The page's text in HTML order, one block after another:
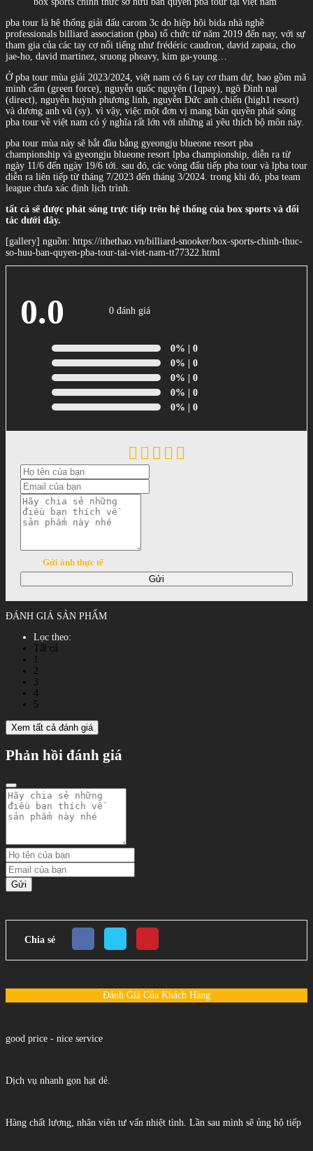
pba tour là hệ thống giải đấu carom 3c do hiệp hội bida nhà nghề
professionals billiard association (pba) tổ chức từ năm 2019 đến nay, với sự
tham gia của các tay cơ nổi tiếng như frédéric caudron, david zapata, cho
jae-ho, david martinez, sruong pheavy, kim ga-young…
Ở pba tour mùa giải 2023/2024, việt nam có 6 tay cơ tham dự, bao gồm mã
minh cẩm (green force), nguyễn quốc nguyện (1qpay), ngô Đình nại
(direct), nguyễn huỳnh phương linh, nguyễn Đức anh chiến (high1 resort)
và dương anh vũ (sy). vì vậy, việc một đơn vị mang bản quyền phát sóng
pba tour về việt nam có ý nghĩa rất lớn với những ai yêu thích bộ môn này.
pba tour mùa này sẽ bắt đầu bằng gyeongju blueone resort pba
championship và gyeongju blueone resort lpba championship, diễn ra từ
ngày 11/6 đến ngày 19/6 tới. sau đó, các vòng đấu tiếp pba tour và lpba tour
diễn ra liên tiếp từ tháng 7/2023 đến tháng 3/2024. trong khi đó, pba team
league chưa xác định lịch trình.
tất cả sẽ được phát sóng trực tiếp trên hệ thống của box sports và đối
tác dưới đây.
[gallery] nguồn: https://ithethao.vn/billiard-snooker/box-sports-chinh-thuc-
so-huu-ban-quyen-pba-tour-tai-viet-nam-tt77322.html
0.0 0 đánh giá
0% | 0
0% | 0
0% | 0
0% | 0
0% | 0
Gửi ảnh thực tế
Gửi
ĐÁNH GIÁ SẢN PHẨM
Lọc theo:
Tất cả
2
3
4
5
Xem tất cả đánh giá
Phản hồi đánh giá
Gửi
Chia sẻ
Đánh Giá Của Khách Hàng
good price - nice service
Dịch vụ nhanh gọn hạt dẻ.
Hàng chất lượng, nhân viên tư vấn nhiệt tình. Lần sau mình sẽ ủng hộ tiếp